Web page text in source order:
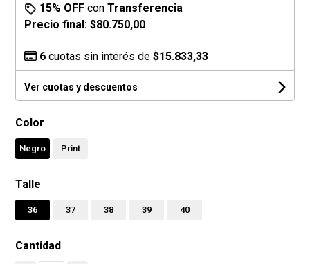
15% OFF conTransferencia
Precio final:$80.750,00
6 cuotas sin interés de$15.833,33
Ver cuotas y descuentos
Color
Negro Print
Talle
36 37 38 39 40
Cantidad